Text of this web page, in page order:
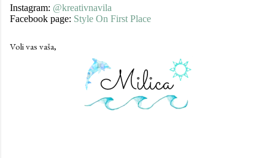
Instagram: @kreativnavila
Facebook page: Style On First Place
Voli vas vaša,